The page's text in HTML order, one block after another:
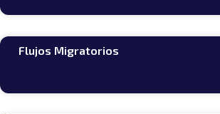
Flujos Migratorios